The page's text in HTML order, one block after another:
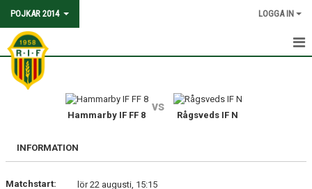
POJKAR 2014 LOGGA IN
HEM
MATCHER
Hammarby IF FF 8
vs
Rågsveds IF N
INFORMATION
Matchstart:
lör 22 augusti, 15:15